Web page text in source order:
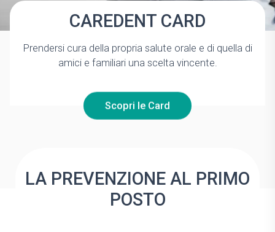
CAREDENT CARD
Prendersi cura della propria salute orale e di quella di
amici e familiari una scelta vincente.
Scopri le Card
LA PREVENZIONE AL PRIMO
POSTO